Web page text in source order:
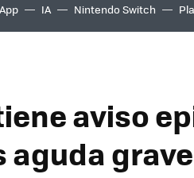
IA Nintendo Switch
aviso